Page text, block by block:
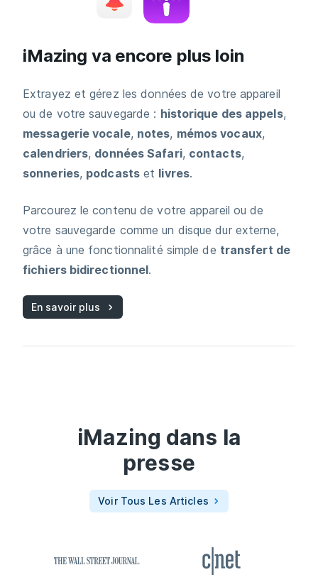
iMazing va encore plus loin
Extrayez et gérez les données de votre appareil
ou de votre sauvegarde : historique des appels,
messagerie vocale, notes, mémos vocaux,
calendriers, données Safari, contacts,
sonneries, podcastset livres.
Parcourez le contenu de votre appareil ou de
votre sauvegarde comme un disque dur externe,
grâce à une fonctionnalité simple de transfert de
fichiers bidirectionnel.
En savoir plus
iMazing dans la
presse
Voir Tous Les Articles